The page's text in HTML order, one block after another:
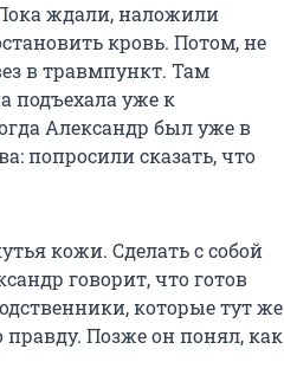
ждали, наложили
кровь. Потом, не
в травмпункт. Там
подъехала уже к
Александр был уже в
попросили сказать, что
кожи. Сделать с собой
говорит, что готов
которые тут же
правду. Позже он понял, как